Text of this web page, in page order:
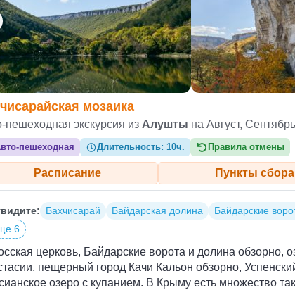
мозаика
пешеходная экскурсия из Алушты на Август,
пешеходная Длительность:10ч. Правила отмены
Расписание Пункты сбора
Бахчисарай Байдарская долина Байдарские
6
церковь, Байдарские ворота и долина обзорно,
пещерный город Качи Кальон обзорно,
озеро с купанием. В Крыму есть множество